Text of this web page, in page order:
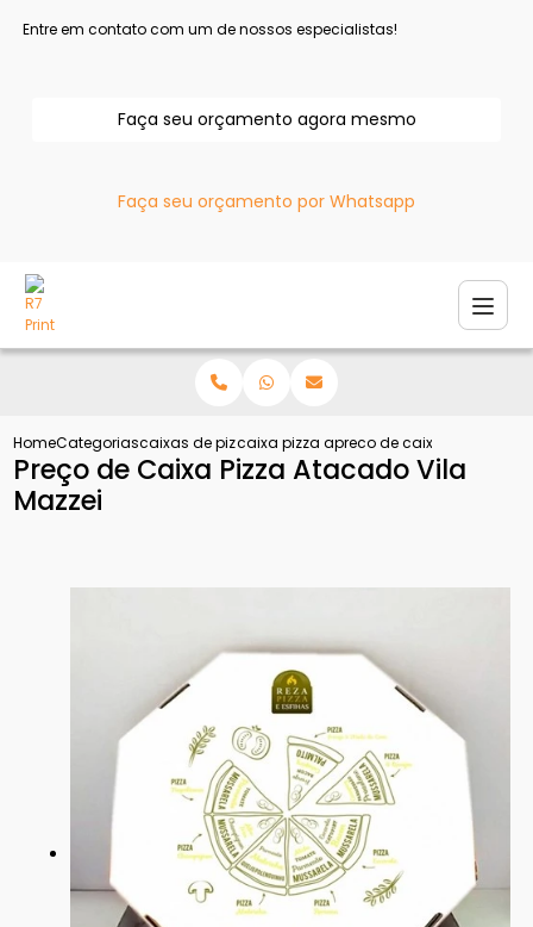
Entre em contato com um de nossos especialistas!
Faça seu orçamento agora mesmo
Faça seu orçamento por Whatsapp
HomeCategoriascaixas de pizzacaixa pizza atacadopreco de caixa pizza
Preço de Caixa Pizza Atacado Vila
Mazzei